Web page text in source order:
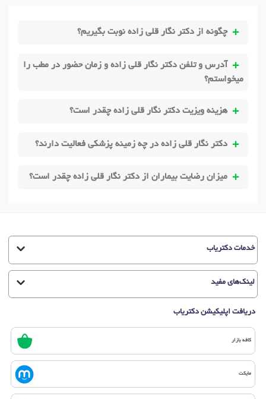
چگونه از دکتر نگار قلی زاده نوبت بگیریم؟
آدرس و تلفن دکتر نگار قلی زاده و زمان حضور در مطب را
میخواستم؟
هزینه ویزیت دکتر نگار قلی زاده چقدر است؟
دکتر نگار قلی زاده در چه زمینه پزشکی فعالیت دارند؟
میزان رضایت بیماران از دکتر نگار قلی زاده چقدر است؟
خدمات دکتریاب
لینک‌های مفید
دریافت اپلیکیشن دکتریاب
کافه بازار
مایکت